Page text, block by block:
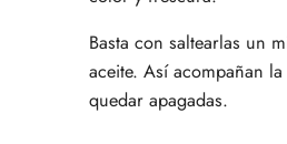
Basta con saltearlas un
aceite. Así acompañan
quedar apagadas.